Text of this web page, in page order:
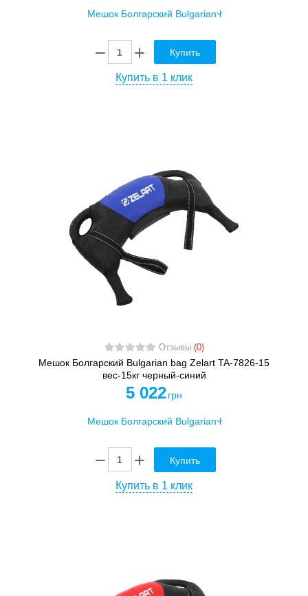
Купить
Купить в 1 клик
Отзывы (0)
Мешок Болгарский Bulgarian bag Zelart TA-7826-15
вес-15кг черный-синий
5 022 грн
Купить
Купить в 1 клик